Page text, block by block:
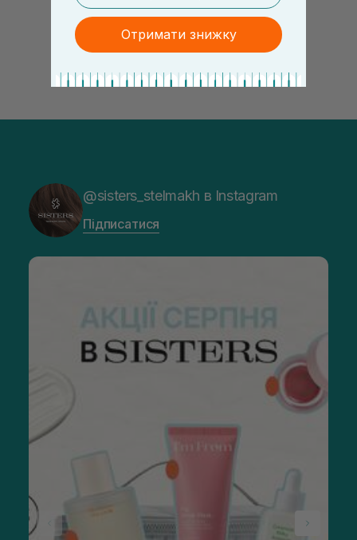
@sisters_stelmakh в Instagram
Підписатися
Отримати знижку